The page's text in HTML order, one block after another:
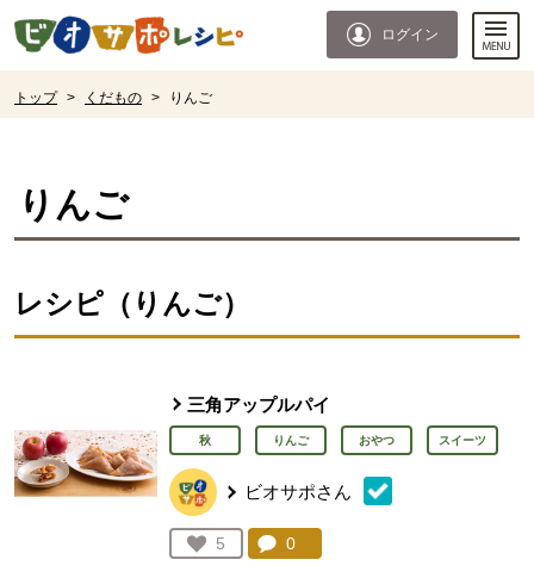
ページの先頭です。
ログイン
トップ > くだもの > りんご
りんご
レシピ（りんご）
三角アップルパイ
秋 りんご おやつ スイーツ
ビオサポさん
お気に入り登録：
5
人が登録
コメント：
0